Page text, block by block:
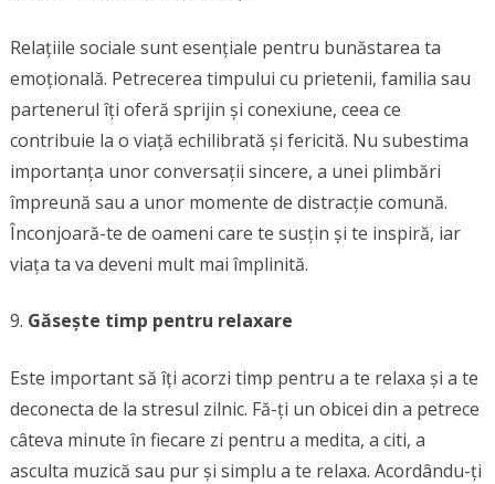
Relațiile sociale sunt esențiale pentru bunăstarea ta
emoțională. Petrecerea timpului cu prietenii, familia sau
partenerul îți oferă sprijin și conexiune, ceea ce
contribuie la o viață echilibrată și fericită. Nu subestima
importanța unor conversații sincere, a unei plimbări
împreună sau a unor momente de distracție comună.
Înconjoară-te de oameni care te susțin și te inspiră, iar
viața ta va deveni mult mai împlinită.
Găsește timp pentru relaxare
Este important să îți acorzi timp pentru a te relaxa și a te
deconecta de la stresul zilnic. Fă-ți un obicei din a petrece
câteva minute în fiecare zi pentru a medita, a citi, a
asculta muzică sau pur și simplu a te relaxa. Acordându-ți